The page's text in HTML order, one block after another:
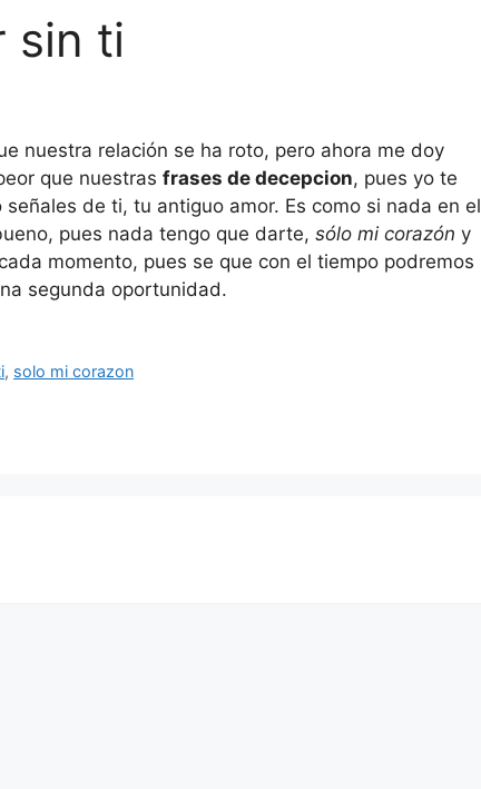
sin ti
nuestra relación se ha roto, pero ahora me doy
que nuestras frases de decepcion, pues yo te
de ti, tu antiguo amor. Es como si nada en el
pues nada tengo que darte, sólo mi corazón y
momento, pues se que con el tiempo podremos
segunda oportunidad.
, solo mi corazon